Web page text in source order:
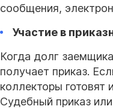
сообщения,
Участие в
Когда долг
получает приказ.
коллекторы готовят
Судебный приказ